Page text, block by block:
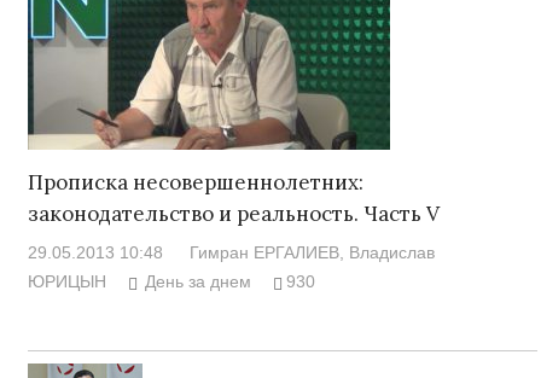
Прописка несовершеннолетних:
законодательство и реальность. Часть V
29.05.2013 10:48 Гимран ЕРГАЛИЕВ, Владислав
ЮРИЦЫН
День за днем 930